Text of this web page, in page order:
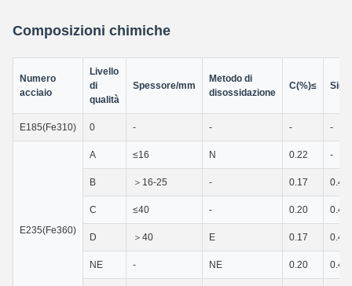
Composizioni chimiche
Numero
acciaio
Livello
di
qualità
Spessore/mm
Metodo di
disossidazione
C(%)≤
E185(Fe310) 0 - - - -
E235(Fe360)
A ≤16 N 0.22 -
B ＞16-25 - 0.17 0.40
C ≤40 - 0.20 0.40
D ＞40 E 0.17 0.40
NE - NE 0.20 0.40